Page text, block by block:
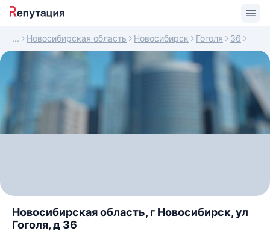
Новосибирская область Новосибирск Гоголя 36
Новосибирская область, г Новосибирск, ул
Гоголя, д 36